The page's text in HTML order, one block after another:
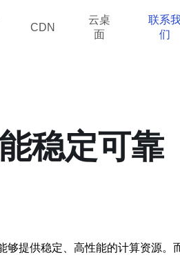
CDN
云桌
面
联系
们
稳定可靠
提供稳定、高性能的计算资源。